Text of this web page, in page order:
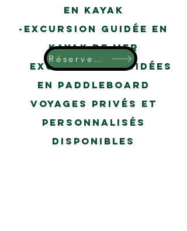
en kayak
-excursion guidée en
kayak de mer
Excursions guidées
en paddleboard
Voyages privés et
personnalisés
disponibles
Réservez votre voyage ici